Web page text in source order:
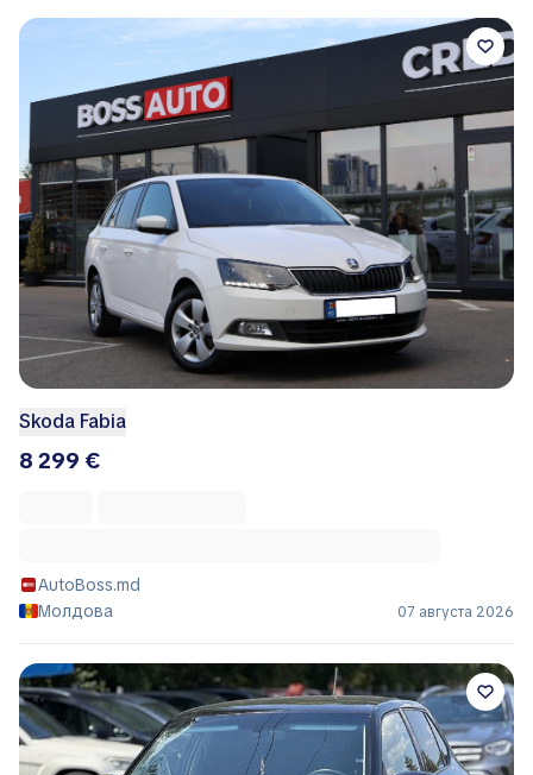
Skoda Fabia
8 299 €
AutoBoss.md
Молдова
07 августа 2026